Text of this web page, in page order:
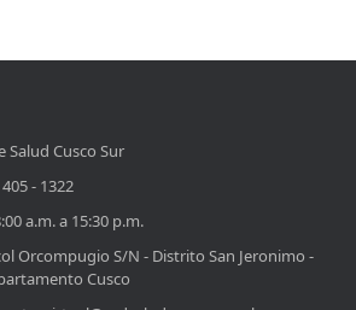
Salud Cusco Sur
- 1322
a.m. a 15:30 p.m.
Orcompugio S/N - Distrito San Jeronimo -
Cusco